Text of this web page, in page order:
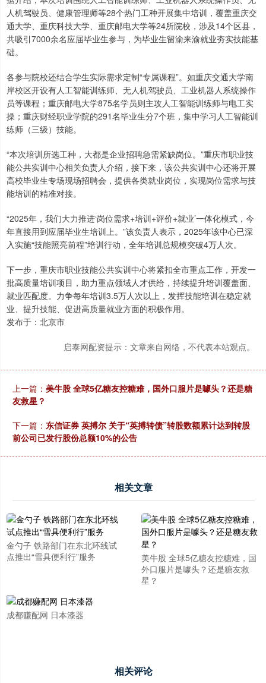
人机驾驶员、健康管理师等28个热门工种开展集中培训，覆盖重庆交
通大学、重庆科技大学、重庆邮电大学等24所院校，涉及14个区县，
共吸引7000余名应届毕业生参与，为毕业生留渝来渝就业夯实技能基
础。
各参与院校还结合学生实际需求定制“专属课程”。如重庆交通大学南
岸校区开设有人工智能训练师、无人机驾驶员、工业机器人系统操作
员等课程；重庆邮电大学875名学员则主攻人工智能训练师与电工实
操；重庆财经职业学院的291名毕业生分7个班，集中学习人工智能训
练师（三级）技能。
“本次培训所选工种，大都是企业招聘急需紧缺岗位。”重庆市职业技
能公共实训中心相关负责人介绍，接下来，该公共实训中心还将开展
高校毕业生专场现场招聘会，提供各类就业岗位，实现岗位需求与技
能培训的精准对接。
“2025年，我们大力推进‘岗位需求+培训+评价+就业’一体化模式，今
年直接用到应届毕业生培训上。”该负责人表示，2025年该中心已深
入实施“技能照亮前程”培训行动，全年培训总规模突破4万人次。
下一步，重庆市职业技能公共实训中心将紧扣全市重点工作，开发一
批高质量培训项目，助力重点领域人才供给，持续提升培训覆盖面、
就业匹配度。力争每年培训3.5万人次以上，发挥技能培训在稳定就
业、提升技能、促进高质量就业方面的积极作用。
发布于：北京市
启泰网配资提示：文章来自网络，不代表本站观点。
上一篇： 美牛股 全球5亿糖友控糖难，国外口服片是噱头？还是糖
友救星？
下一篇： 东信证券 英搏尔 关于“英搏转债”转股数额累计达到转股
前公司已发行股份总额10%的公告
相关文章
金勺子 铁路部门在东北环线试
点推出“雪具便利行”服务
美牛股 全球5亿糖友控糖难，国
外口服片是噱头？还是糖友救
星？
成都赚配网 日本漆器
相关评论